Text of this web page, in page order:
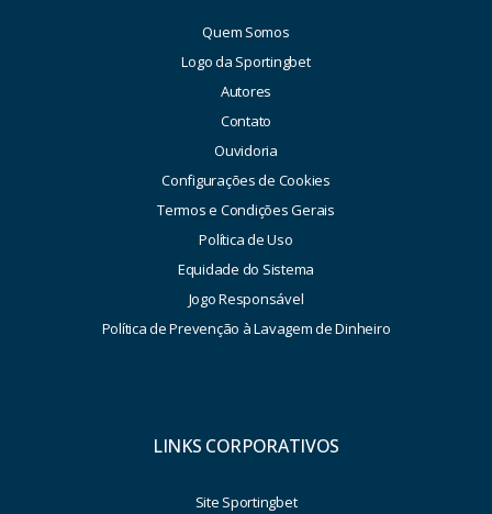
Quem Somos
Logo da Sportingbet
Autores
Contato
Ouvidoria
Configurações de Cookies
Termos e Condições Gerais
Política de Uso
Equidade do Sistema
Jogo Responsável
Política de Prevenção à Lavagem de Dinheiro
LINKS CORPORATIVOS
Site Sportingbet